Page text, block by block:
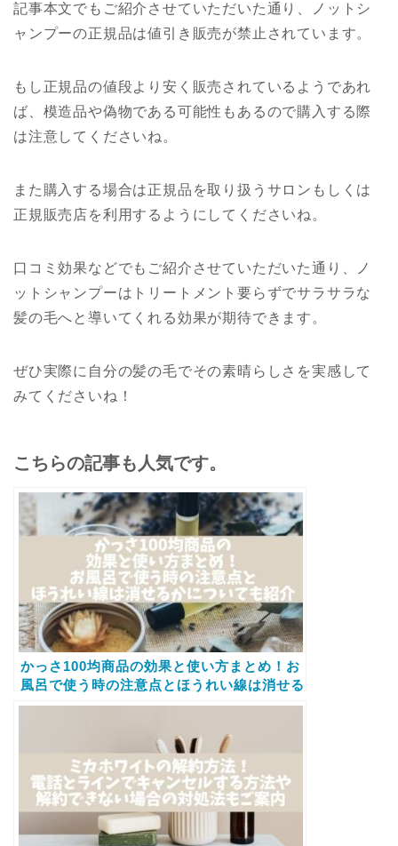
記事本文でもご紹介させていただいた通り、ノットシ
ャンプーの正規品は値引き販売が禁止されています。
もし正規品の値段より安く販売されているようであれ
ば、模造品や偽物である可能性もあるので購入する際
は注意してくださいね。
また購入する場合は正規品を取り扱うサロンもしくは
正規販売店を利用するようにしてくださいね。
口コミ効果などでもご紹介させていただいた通り、ノ
ットシャンプーはトリートメント要らずでサラサラな
髪の毛へと導いてくれる効果が期待できます。
ぜひ実際に自分の髪の毛でその素晴らしさを実感して
みてくださいね！
こちらの記事も人気です。
かっさ100均商品の効果と使い方まとめ！お
風呂で使う時の注意点とほうれい線は消せる
かについても紹介